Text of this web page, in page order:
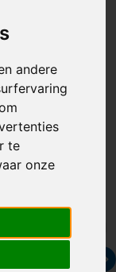
andere
te
onze